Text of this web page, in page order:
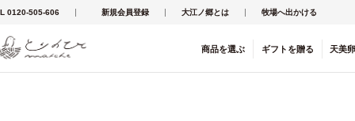
0120-505-606 新規会員登録 大江ノ郷とは 牧場へ出かける
商品を選ぶ ギフト を贈る 天美